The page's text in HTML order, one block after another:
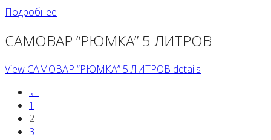
Подробнее
САМОВАР “РЮМКА” 5 ЛИТРОВ
View САМОВАР “РЮМКА” 5 ЛИТРОВ details
←
1
2
3